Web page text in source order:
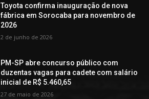
Toyota confirma inauguração de nova
fábrica em Sorocaba para novembro de
2026
2 de junho de 2026
PM-SP abre concurso público com
duzentas vagas para cadete com salário
inicial de R$ 5.460,65
27 de maio de 2026